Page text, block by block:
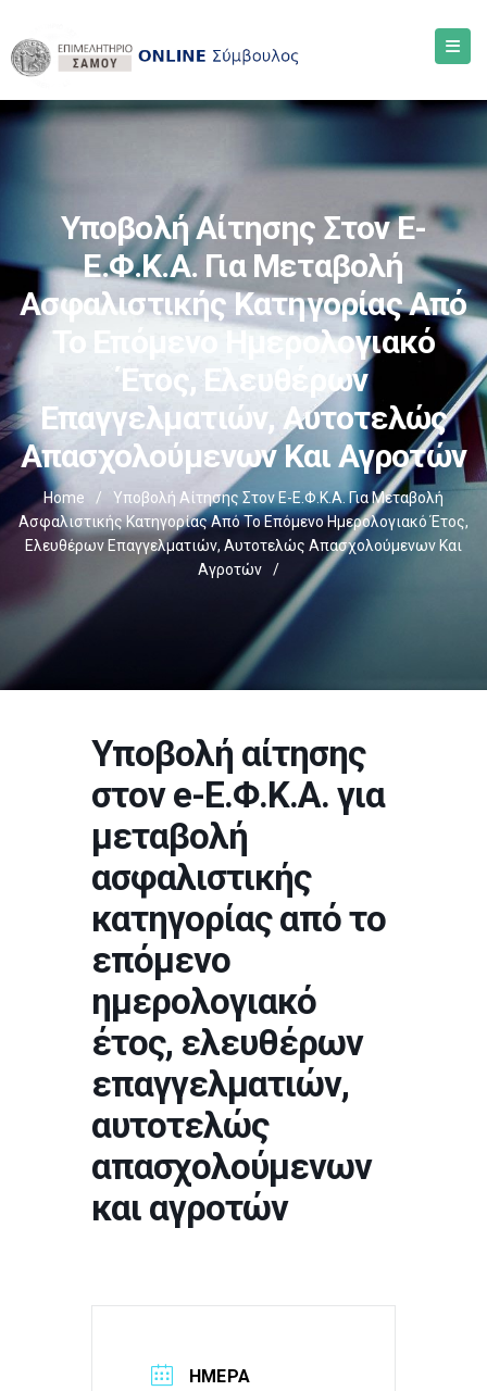
Υποβολή Αίτησης Στον E-
Ε.Φ.Κ.Α. Για Μεταβολή
Ασφαλιστικής Κατηγορίας Από
Το Επόμενο Ημερολογιακό
Έτος, Ελευθέρων
Επαγγελματιών, Αυτοτελώς
Απασχολούμενων Και Αγροτών
Home /
Υποβολή Αίτησης Στον E-Ε.Φ.Κ.Α. Για Μεταβολή
Ασφαλιστικής Κατηγορίας Από Το Επόμενο Ημερολογιακό Έτος,
Ελευθέρων Επαγγελματιών, Αυτοτελώς Απασχολούμενων Και
Αγροτών
/
Υποβολή αίτησης
στον e-Ε.Φ.Κ.Α. για
μεταβολή
ασφαλιστικής
κατηγορίας από το
επόμενο
ημερολογιακό
έτος, ελευθέρων
επαγγελματιών,
αυτοτελώς
απασχολούμενων
και αγροτών
ΗΜΕΡΑ